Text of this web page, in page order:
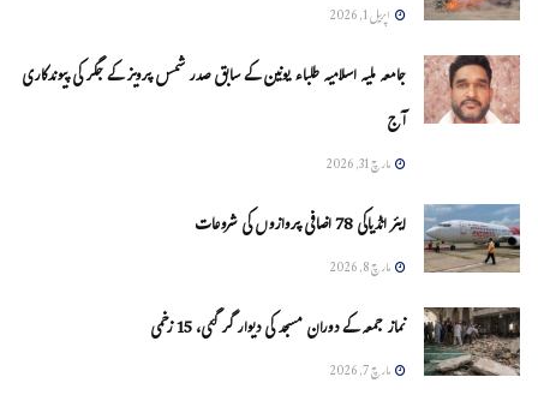
اپریل 1, 2026
جامعہ ملیہ اسلامیہ طلباء یونین کے سابق صدر شمس پرویز کے جگر کی پیوندکاری
آج
مارچ 31, 2026
ایئر انڈیاکی 78 اضافی پروازوں کی شروعات
مارچ 8, 2026
نماز جمعہ کے دوران مسجد کی دیوار گر گئی، 15 زخمی
مارچ 7, 2026